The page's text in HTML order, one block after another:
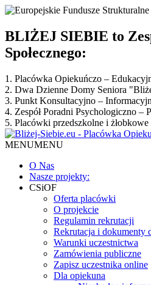
BLIŻEJ SIEBIE to
Społecznego:
1. Placówka Opiekuńczo –
2. Dwa Dzienne Domy Seniora
3. Punkt Konsultacyjno –
4. Zespół Poradni Psychologiczno
5. Placówki przedszkolne i
MENUMENU
O Nas
Nasze projekty:
CSiOF
Oferta placówki
O projekcie
Regulamin rekrutacji
Rekrutacja i dokumenty
Warunki uczestnictwa
Zamówienia publiczne
Zapisz uczestnika online
Dla opiekuna